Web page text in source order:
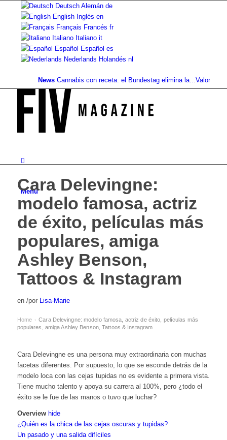
Deutsch Alemán de
English Inglés en
Français Francés fr
Italiano Italiano it
Español Español es
Nederlands Holandés nl
News Cannabis con receta: el Bundestag elimina la... Valor del
Menú
Cara Delevingne:
modelo famosa, actriz
de éxito, películas más
populares, amiga
Ashley Benson,
Tattoos & Instagram
en /por Lisa-Marie
Home › Cara Delevingne: modelo famosa, actriz de éxito, películas más
populares, amiga Ashley Benson, Tattoos & Instagram
Cara Delevingne es una persona muy extraordinaria con muchas
facetas diferentes. Por supuesto, lo que se esconde detrás de la
modelo loca con las cejas tupidas no es evidente a primera vista.
Tiene mucho talento y apoya su carrera al 100%, pero ¿todo el
éxito se le fue de las manos o tuvo que luchar?
Overview hide
¿Quién es la chica de las cejas oscuras y tupidas?
Un pasado y una salida difíciles